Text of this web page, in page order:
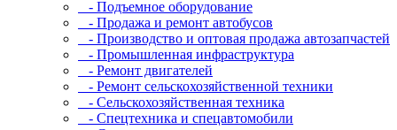
- Подъемное оборудование
- Продажа и ремонт автобусов
- Производство и оптовая продажа автозапчастей
- Промышленная инфраструктура
- Ремонт двигателей
- Ремонт сельскохозяйственной техники
- Сельскохозяйственная техника
- Спецтехника и спецавтомобили